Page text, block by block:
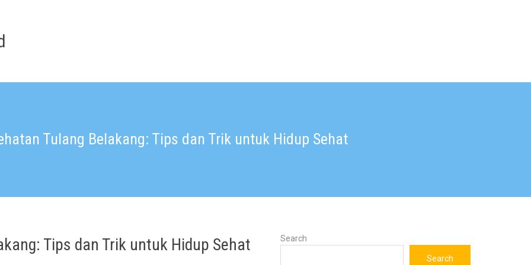
Tulang Belakang: Tips dan Trik untuk Hidup Sehat
Tips dan Trik untuk Hidup Sehat Search
Search